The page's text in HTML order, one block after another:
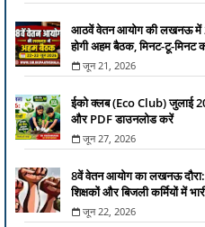
आठवें वेतन आयोग की लखनऊ में
होगी अहम बैठक, मिनट-टू-मिनट
जून 21, 2026
ईको क्लब (Eco Club) जुलाई
और PDF डाउनलोड करें
जून 27, 2026
8वें वेतन आयोग का लखनऊ दौरा:
शिक्षकों और बिजली कर्मियों में
जून 22, 2026